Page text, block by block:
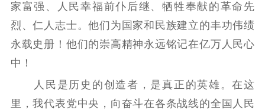
家富强、人民幸福前仆后继、牺牲奉献的革命先
烈、仁人志士。他们为国家和民族建立的丰功伟绩
永载史册！他们的崇高精神永远铭记在亿万人民心
中！
人民是历史的创造者，是真正的英雄。在这
里，我代表党中央，向奋斗在各条战线的全国人民